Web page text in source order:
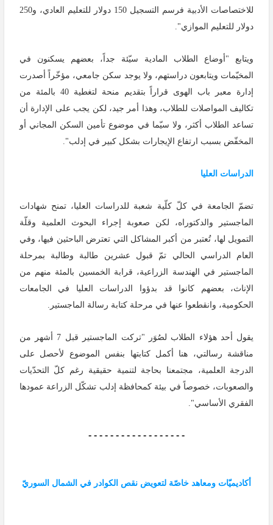
للاختصاصات الأدبية فرسم التسجيل 150 دولار للتعليم العادي، و250
دولار للتعليم الموازي".
ويتابع "أوضاع الطلاب المادية سيّئة جداً، بعضهم يسكنون في
المخيّمات ويتابعون دراستهم، ولا يوجد سكن جامعي، مؤخّراً أصدرت
إدارة معبر باب الهوى قراراً بتقديم منحة لتغطية 40 بالمئة من
تكاليف المواصلات للطلاب، وهذا أمر جيد، لكن يجب على الإدارة أن
تساعد الطلاب أكثر، ولا سيّما في موضوع تأمين السكن المجاني أو
المخفّض بسبب ارتفاع الإيجارات بشكل كبير في إدلب".
الدراسات العليا
تضمّ الجامعة في كلّ كلّية شعبة للدراسات العليا، تمنح شهادات
الماجستير والدكتوراه، لكن صعوبة إجراء البحوث العلمية وقلّة
التمويل لها، تُعتبر من أكبر المشاكل التي تعترض الباحثين فيها، وفي
العام الدراسي الحالي تمّ قبول عشرين طالبة وطالبة بمرحلة
الماجستير في الهندسة الزراعية، قرابة الخمسين بالمئة منهم من
الإناث، بعضهم كانوا قد بدؤوا الدراسات العليا في الجامعات
الحكومية، وانقطعوا عنها في مرحلة كتابة رسالة الماجستير.
يقول أحد هؤلاء الطلاب لصُوَر "تركت الماجستير قبل 7 أشهر من
مناقشة رسالتي، هنا أكمل كتابتها بنفس الموضوع لأحصل على
الدرجة العلمية، مجتمعنا بحاجة لتنمية حقيقية رغم كلّ التحدّيات
والصعوبات، خصوصاً في بيئة كمحافظة إدلب تشكّل الزراعة عمودها
الفقري الأساسي".
- - - - - - - - - - - - - - - - - -
أكاديميّات ومعاهد خاصّة لتعويض نقص الكوادر في الشمال السوريّ